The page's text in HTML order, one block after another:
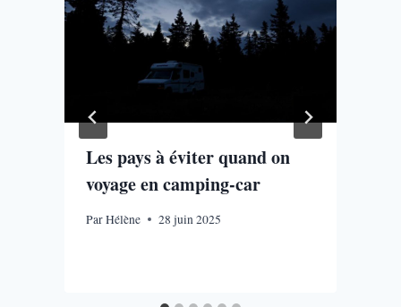
Les pays à éviter quand on
voyage en camping-car
ParHélène 28 juin 2025